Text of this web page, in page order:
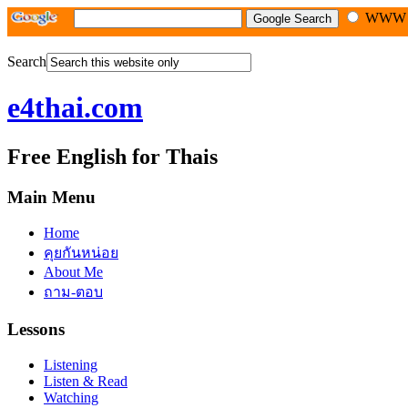
WWW
Search
e4thai.com
Free English for Thais
Main Menu
Home
คุยกันหน่อย
About Me
ถาม-ตอบ
Lessons
Listening
Listen & Read
Watching